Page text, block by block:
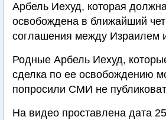
Арбель Иехуд, которая
освобождена в ближайший
соглашения между
Родные Арбель Иехуд,
сделка по ее освобождению
попросили СМИ не
На видео проставлена дата